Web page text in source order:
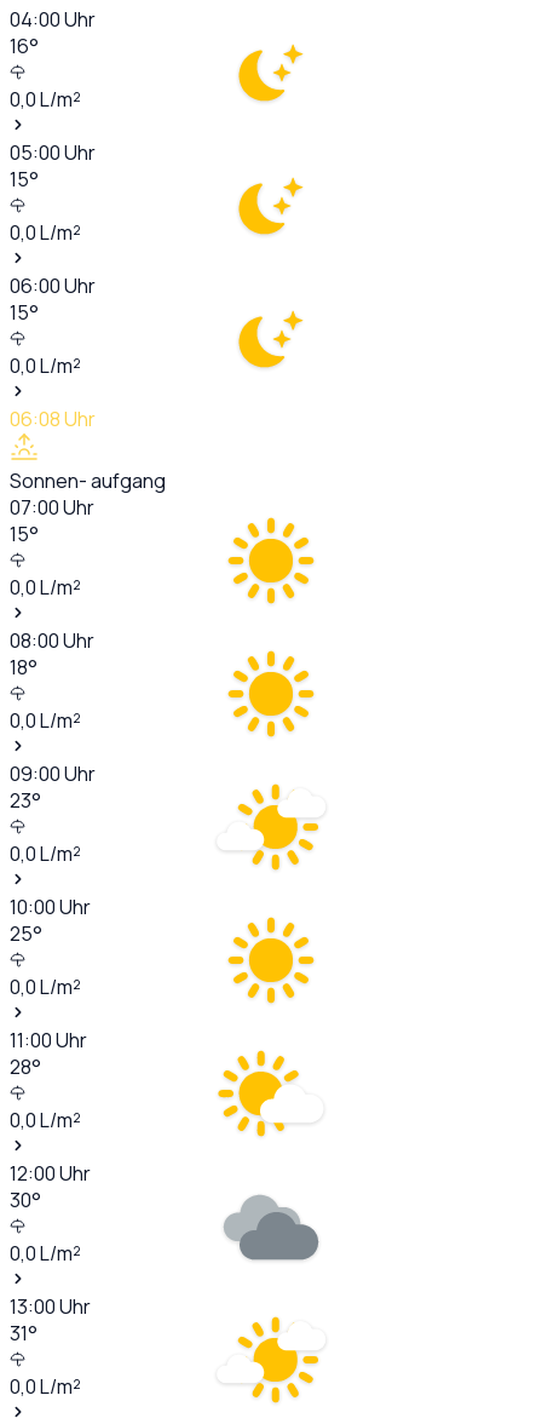
04:00Uhr
16°
0,0L/m²
05:00Uhr
15°
0,0L/m²
06:00Uhr
15°
0,0L/m²
06:08Uhr
Sonnen- aufgang
07:00Uhr
15°
0,0L/m²
08:00Uhr
18°
0,0L/m²
09:00Uhr
23°
0,0L/m²
10:00Uhr
25°
0,0L/m²
11:00Uhr
28°
0,0L/m²
12:00Uhr
30°
0,0L/m²
13:00Uhr
31°
0,0L/m²